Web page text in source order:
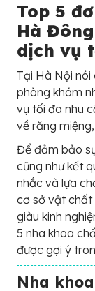
Top 5
Hà
dịch vụ
Tại Hà Nội
phòng khám
vụ tối đa nhu
về răng
Để đảm bảo
cũng như kết
nhắc và lựa
cơ sở vật chất
giàu kinh
5 nha khoa
được gợi ý
Nha